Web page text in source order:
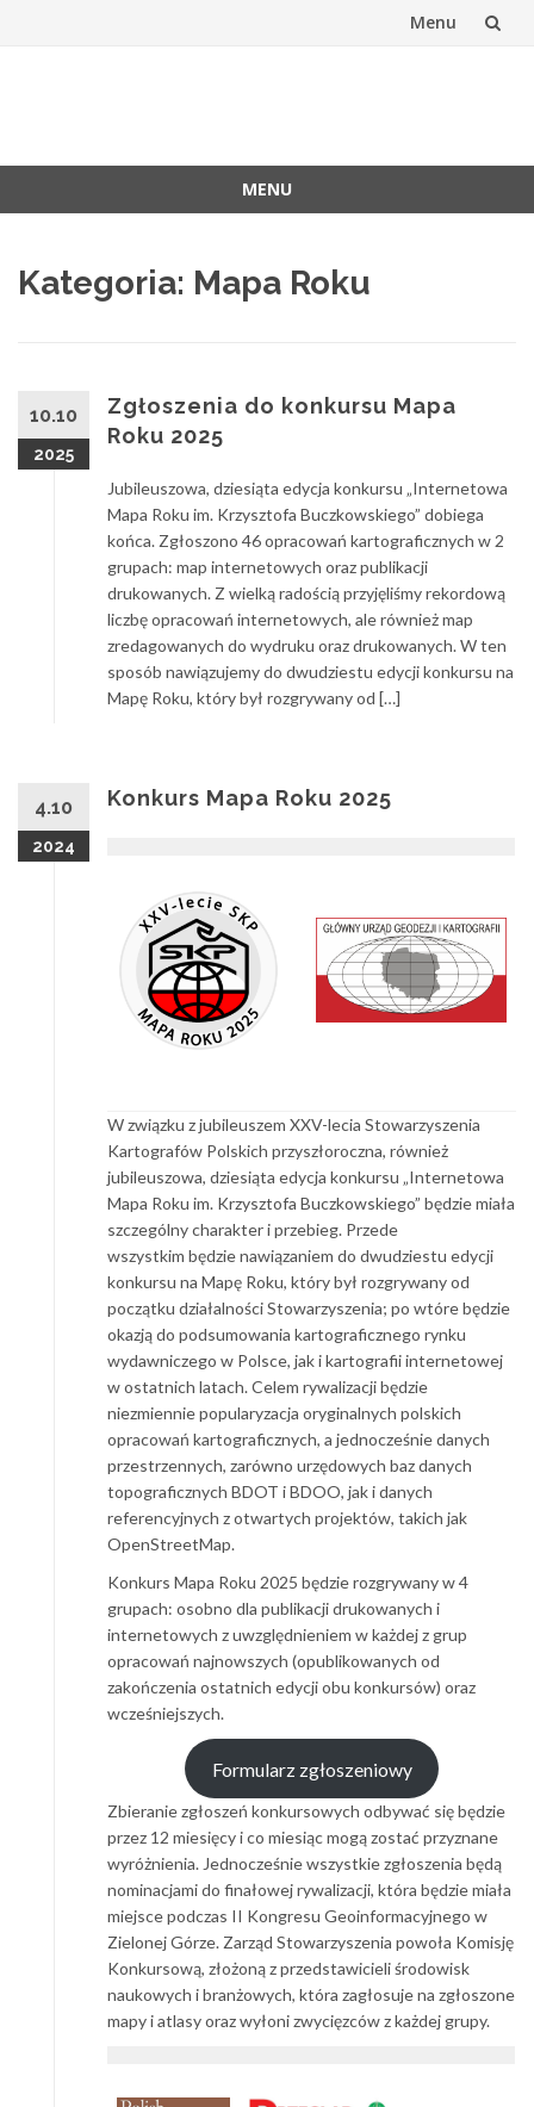
Menu
Kartografów
Polskich
MENU
content
Kategoria: Mapa Roku
10.10
2025
Zgłoszenia do konkursu Mapa
Roku 2025
Jubileuszowa, dziesiąta edycja konkursu „Internetowa
Mapa Roku im. Krzysztofa Buczkowskiego” dobiega
końca. Zgłoszono 46 opracowań kartograficznych w 2
grupach: map internetowych oraz publikacji
drukowanych. Z wielką radością przyjęliśmy rekordową
liczbę opracowań internetowych, ale również map
zredagowanych do wydruku oraz drukowanych. W ten
sposób nawiązujemy do dwudziestu edycji konkursu na
Mapę Roku, który był rozgrywany od […]
4.10
2024
Konkurs Mapa Roku 2025
W związku z jubileuszem XXV-lecia Stowarzyszenia
Kartografów Polskich przyszłoroczna, również
jubileuszowa, dziesiąta edycja konkursu „Internetowa
Mapa Roku im. Krzysztofa Buczkowskiego” będzie miała
szczególny charakter i przebieg. Przede
wszystkim będzie nawiązaniem do dwudziestu edycji
konkursu na Mapę Roku, który był rozgrywany od
początku działalności Stowarzyszenia; po wtóre będzie
okazją do podsumowania kartograficznego rynku
wydawniczego w Polsce, jak i kartografii internetowej
w ostatnich latach. Celem rywalizacji będzie
niezmiennie popularyzacja oryginalnych polskich
opracowań kartograficznych, a jednocześnie danych
przestrzennych, zarówno urzędowych baz danych
topograficznych BDOT i BDOO, jak i danych
referencyjnych z otwartych projektów, takich jak
OpenStreetMap.
Konkurs Mapa Roku 2025 będzie rozgrywany w 4
grupach: osobno dla publikacji drukowanych i
internetowych z uwzględnieniem w każdej z grup
opracowań najnowszych (opublikowanych od
zakończenia ostatnich edycji obu konkursów) oraz
wcześniejszych.
Formularz zgłoszeniowy
Zbieranie zgłoszeń konkursowych odbywać się będzie
przez 12 miesięcy i co miesiąc mogą zostać przyznane
wyróżnienia. Jednocześnie wszystkie zgłoszenia będą
nominacjami do finałowej rywalizacji, która będzie miała
miejsce podczas II Kongresu Geoinformacyjnego w
Zielonej Górze. Zarząd Stowarzyszenia powoła Komisję
Konkursową, złożoną z przedstawicieli środowisk
naukowych i branżowych, która zagłosuje na zgłoszone
mapy i atlasy oraz wyłoni zwycięzców z każdej grupy.